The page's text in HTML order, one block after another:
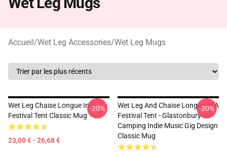
Accueil/Wet Leg Accessories/Wet Leg Mugs
Wet Leg Chaise Longue In A
Festival Tent Classic Mug
23,00 € - 26,68 €
-20%
Wet Leg And Chaise Longue In A
Festival Tent - Glastonbury
Camping Indie Music Gig Design
Classic Mug
-20%